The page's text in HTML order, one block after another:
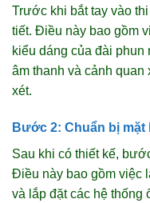
Trước khi bắt tay vào
tiết. Điều này bao gồm
kiểu dáng của đài
âm thanh và cảnh
xét.
Bước 2: Chuẩn bị mặt
Sau khi có thiết kế,
Điều này bao gồm việc
và lắp đặt các hệ thống